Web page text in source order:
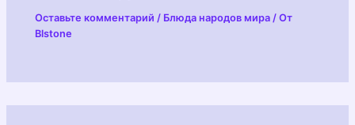
Оставьте комментарий / Блюда народов мира / От
Blstone